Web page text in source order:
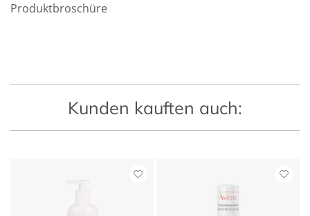
Produktbroschüre
Kunden kauften auch: